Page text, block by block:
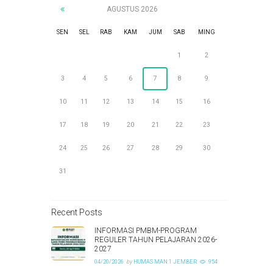
AGUSTUS 2026
SEN SEL RAB KAM JUM SAB MING
1 2
3 4 5 6 7 8 9
10 11 12 13 14 15 16
17 18 19 20 21 22 23
24 25 26 27 28 29 30
31
Recent Posts
INFORMASI PMBM-PROGRAM
REGULER TAHUN PELAJARAN 2026-
2027
04/20/2026 by HUMAS MAN 1 JEMBER 954